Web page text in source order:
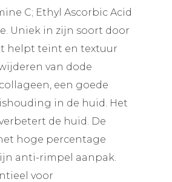
C; Ethyl Ascorbic Acid
Uniek in zijn soort door
helpt teint en textuur
van dode
een goede
in de huid. Het
de huid. De
hoge percentage
anti-rimpel aanpak.
voor